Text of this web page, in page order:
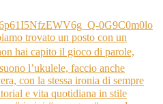
0G9C0m0lo